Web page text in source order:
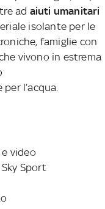
ad aiuti umanitari
isolante per le
famiglie con
vivono in estrema
l’acqua.
video
Sport